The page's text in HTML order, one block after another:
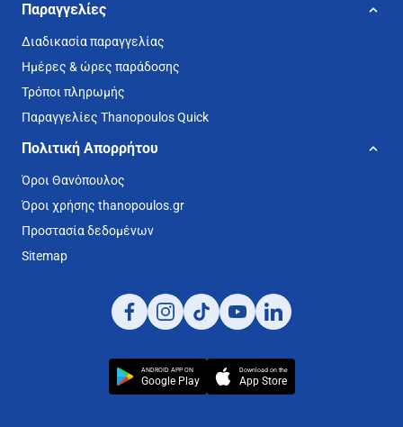
Παραγγελίες
Διαδικασία παραγγελίας
Ημέρες & ώρες παράδοσης
Τρόποι πληρωμής
Παραγγελίες Thanopoulos Quick
Πολιτική Απορρήτου
Όροι Θανόπουλος
Όροι χρήσης thanopoulos.gr
Προστασία δεδομένων
Sitemap
ANDROID APP ON
Google Play
Download on the
App Store